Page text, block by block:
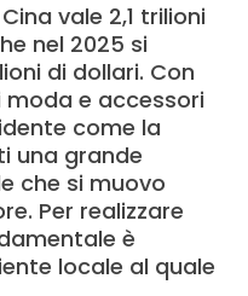
vale 2,1 trilioni
nel 2025 si
di dollari. Con
moda e accessori
come la
una grande
che si muovo
Per realizzare
è
locale al quale